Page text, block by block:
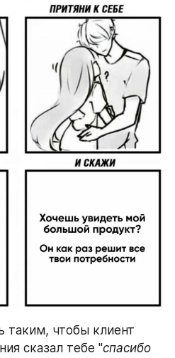
таким, чтобы клиент
сказал тебе "спасибо